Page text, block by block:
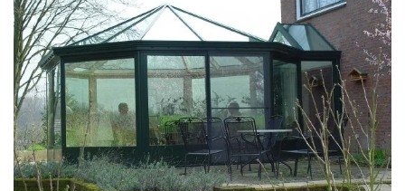
klik voor slideshow